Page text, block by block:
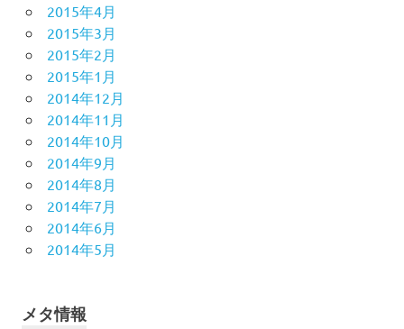
2015年4月
2015年3月
2015年2月
2015年1月
2014年12月
2014年11月
2014年10月
2014年9月
2014年8月
2014年7月
2014年6月
2014年5月
メタ情報